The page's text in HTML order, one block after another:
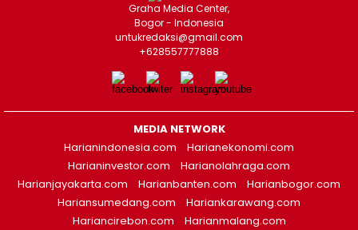
Graha Media Center,
Bogor - Indonesia
untukredaksi@gmail.com
+628557777888
MEDIA NETWORK
Harianindonesia.com
Harianekonomi.com
Harianinvestor.com
Harianolahraga.com
Harianjayakarta.com
Harianbanten.com
Harianbogor.com
Hariansumedang.com
Hariankarawang.com
Hariancirebon.com
Harianmalang.com